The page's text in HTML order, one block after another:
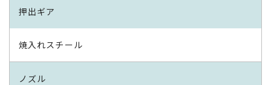
押出ギア
焼入れスチール
ノズル